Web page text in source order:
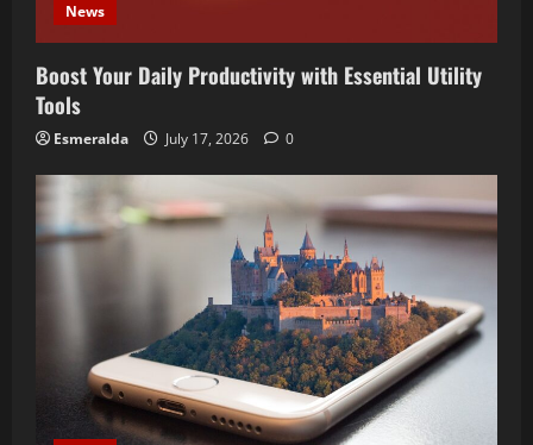
News
Boost Your Daily Productivity with Essential Utility
Tools
Esmeralda July 17, 2026 0